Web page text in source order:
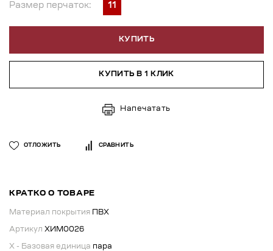
Размер перчаток: 11
КУПИТЬ
КУПИТЬ В 1 КЛИК
Напечатать
ОТЛОЖИТЬ СРАВНИТЬ
КРАТКО О ТОВАРЕ
Материал покрытия ПВХ
Артикул ХИМ0026
X - Базовая единица пара